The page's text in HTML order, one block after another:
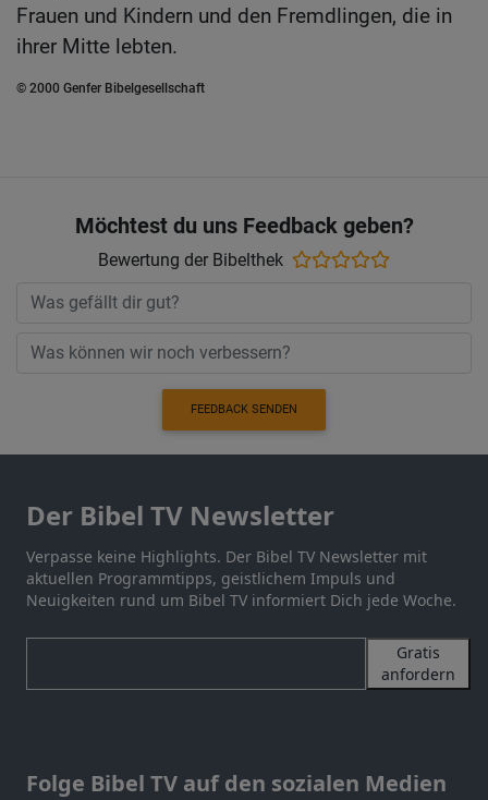
Frauen und Kindern und den Fremdlingen, die in
ihrer Mitte lebten.
© 2000 Genfer Bibelgesellschaft
Möchtest du uns Feedback geben?
Bewertung der Bibelthek
FEEDBACK SENDEN
Der Bibel TV Newsletter
Verpasse keine Highlights. Der Bibel TV Newsletter mit
aktuellen Programmtipps, geistlichem Impuls und
Neuigkeiten rund um Bibel TV informiert Dich jede Woche.
Gratis
anfordern
Folge Bibel TV auf den sozialen Medien